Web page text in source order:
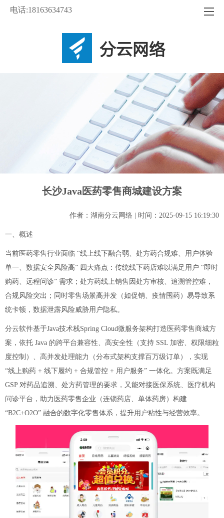
电话:18163634743
长沙Java医药零售商城建设方案
作者：湖南分云网络 | 时间：2025-09-15 16:19:30
一、概述
当前医药零售行业面临 “线上线下融合弱、处方药合规难、用户体验
单一、数据安全风险高” 四大痛点：传统线下药店难以满足用户 “即时
购药、远程问诊” 需求；处方药线上销售因处方审核、追溯管控难，
合规风险突出；同时零售场景高并发（如促销、疫情囤药）易导致系
统卡顿，数据泄露风险威胁用户隐私。
分云软件基于Java技术栈Spring Cloud微服务架构打造医药零售商城方
案，依托 Java 的跨平台兼容性、高安全性（支持 SSL 加密、权限细粒
度控制）、高并发处理能力（分布式架构支撑百万级订单），实现
“线上购药 + 线下履约 + 合规管控 + 用户服务” 一体化。方案既满足
GSP 对药品追溯、处方药管理的要求，又能对接医保系统、医疗机构
问诊平台，助力医药零售企业（连锁药店、单体药房）构建
“B2C+O2O” 融合的数字化零售体系，提升用户粘性与经营效率。